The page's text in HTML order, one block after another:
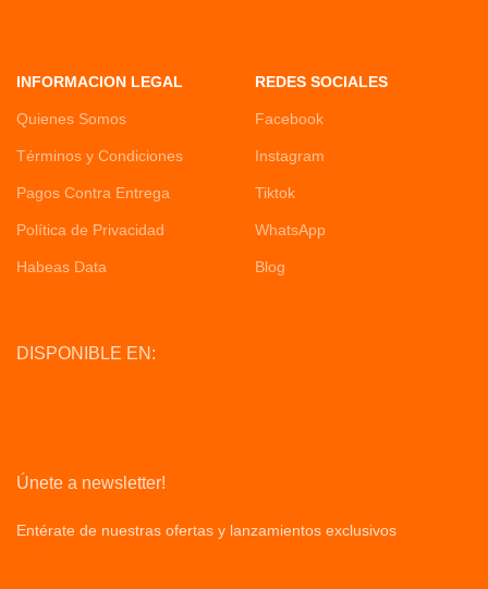
INFORMACION LEGAL
Quienes Somos
Términos y Condiciones
Pagos Contra Entrega
Política de Privacidad
Habeas Data
REDES SOCIALES
Facebook
Instagram
Tiktok
WhatsApp
Blog
DISPONIBLE EN:
Únete a newsletter!
Entérate de nuestras ofertas y lanzamientos exclusivos